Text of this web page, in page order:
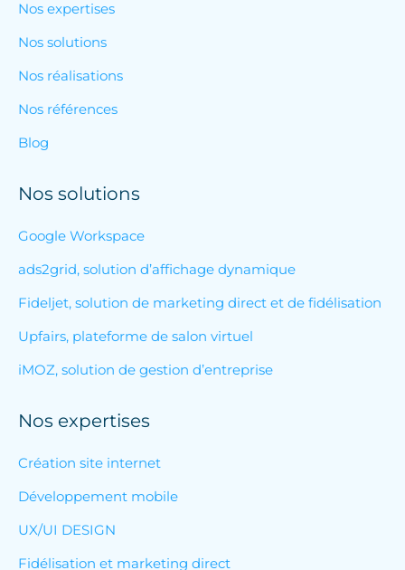
Nos expertises
Nos solutions
Nos réalisations
Nos références
Blog
Nos solutions
Google Workspace
ads2grid, solution d’affichage dynamique
Fideljet, solution de marketing direct et de fidélisation
Upfairs, plateforme de salon virtuel
iMOZ, solution de gestion d’entreprise
Nos expertises
Création site internet
Développement mobile
UX/UI DESIGN
Fidélisation et marketing direct